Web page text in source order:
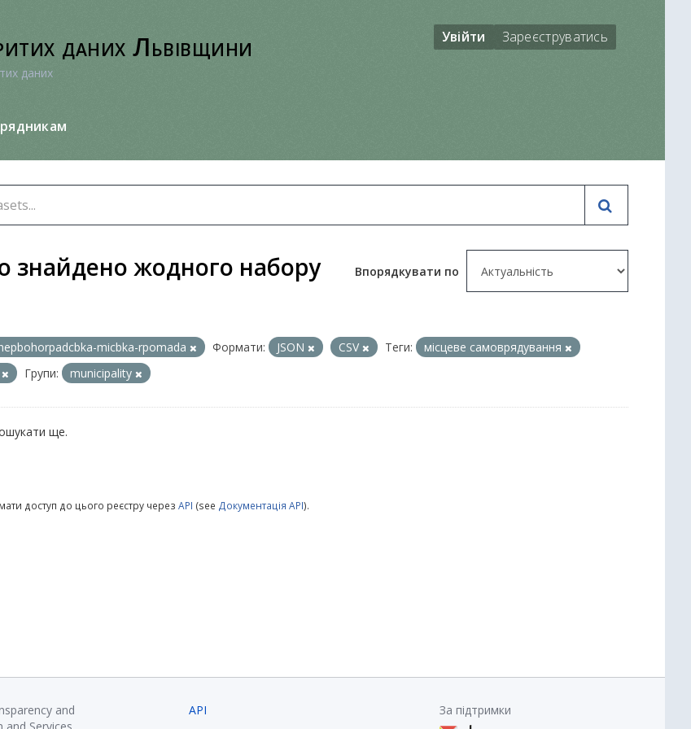
даних Львівщини
даних
Увійти Зареєструватись
Впорядкувати по
знайдено жодного набору
micbka-rpomada Формати: JSON CSV Теги:
місцеве самоврядування
Групи: municipality
ще.
доступ до цього реєстру через API (see Документація API).
and
API
За підтримки